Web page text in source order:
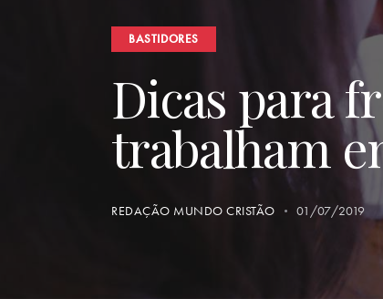
BASTIDORES
Dicas para
trabalham
REDAÇÃO MUNDO CRISTÃO 01/07/2019